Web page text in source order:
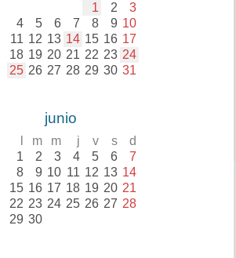
1 2 3
4 5 6 7 8 9 10
11 12 13 14 15 16 17
18 19 20 21 22 23 24
25 26 27 28 29 30 31
junio
m m j v s d
1 2 3 4 5 6 7
8 9 10 11 12 13 14
15 16 17 18 19 20 21
22 23 24 25 26 27 28
29 30